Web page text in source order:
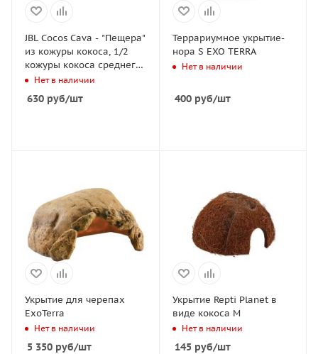
JBL Cocos Cava - "Пещера"
из кожуры кокоса, 1/2
кожуры кокоса среднего
размера
Нет в наличии
630 руб/шт
Террариумное укрытие-
нора S EXO TERRA
Нет в наличии
400руб/шт
Укрытие для черепах
ExoTerra
Нет в наличии
5 350 руб/шт
Укрытие Repti Planet в
виде кокоса M
Нет в наличии
145руб/шт